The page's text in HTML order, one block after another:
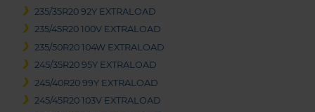
235/35R20 92Y EXTRALOAD
235/45R20 100V EXTRALOAD
235/50R20 104W EXTRALOAD
245/35R20 95Y EXTRALOAD
245/40R20 99Y EXTRALOAD
245/45R20 103V EXTRALOAD